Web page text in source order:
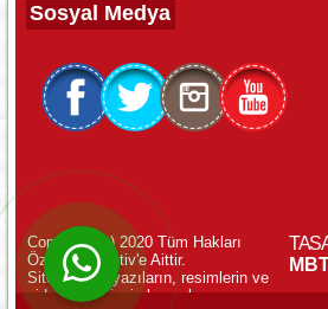
WhatsApp ile Online
Sosyal Medya
Copyright (c) 2020 Tüm Hakları
Özkar Otomotiv'e Aittir.
Sitemizdeki yazıların, resimlerin ve
videoların izinsiz kopyalanması